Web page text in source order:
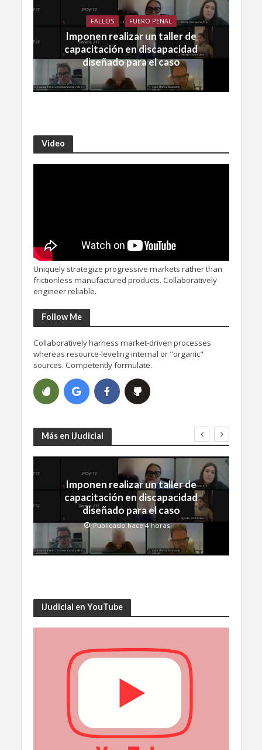
FALLOS FUERO PENAL
Imponen realizar un taller de
capacitación en discapacidad
diseñado para el caso
Video
Uniquely strategize progressive markets rather than
frictionless manufactured products. Collaboratively
engineer reliable.
Follow Me
Collaboratively harness market-driven processes
whereas resource-leveling internal or "organic"
sources. Competently formulate.
Más en iJudicial
Imponen realizar un taller de
capacitación en discapacidad
diseñado para el caso
Publicado hace 4 horas
iJudicial en YouTube